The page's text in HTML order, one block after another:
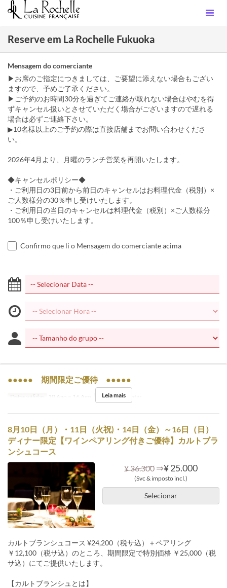
Reserve em La Rochelle Fukuoka
Mensagem do comerciante
▶お席のご指定につきましては、ご要望に添えない場合もござい
ますので、予めご了承ください。
▶ご予約のお時間30分を過ぎてご連絡が取れない場合はやむを得
ずキャンセル扱いとさせていただく場合がございますので遅れる
場合は必ずご連絡下さい。
▶10名様以上のご予約の際は直接店舗までお問い合わせくださ
い。
2026年4月より、月曜のランチ営業を再開いたします。
◆キャンセルポリシー◆
・ご利用日の3日前から前日のキャンセルはお料理代金（税別）×
ご人数様分の30％申し受けいたします。
・ご利用日の当日のキャンセルは料理代金（税別）×ご人数様分
100％申し受けいたします。
Confirmo que li o Mensagem do comerciante acima
●●●●● 期間限定ご優待 ●●●●●
Datas válidas 10 Ago ~ 16 Ago Refeições Jantar
Leia mais
8月10日（月）・11日（火祝)・14日（金）～16日（日）
ディナー限定【ワインペアリング付きご優待】カルトブラ
ンシュコース
¥ 36.300 ⇒¥ 25.000
(Svc & imposto incl.)
Selecionar
カルトブランシュコース ¥24,200（税サ込）＋ペアリング
￥12,100（税サ込）のところ、期間限定で特別価格 ￥25,000（税
サ込）にてご提供いたします。
【カルトブランシュとは】